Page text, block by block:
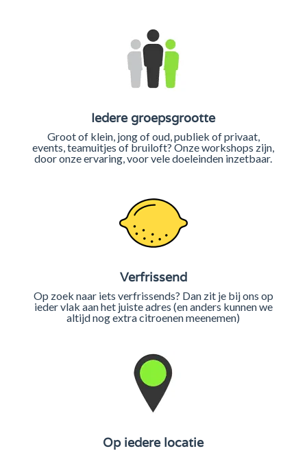
Iedere groepsgrootte
Groot of klein, jong of oud, publiek of privaat,
events, teamuitjes of bruiloft? Onze workshops zijn,
door onze ervaring, voor vele doeleinden inzetbaar.
Verfrissend
Op zoek naar iets verfrissends? Dan zit je bij ons op
ieder vlak aan het juiste adres (en anders kunnen we
altijd nog extra citroenen meenemen)
Op iedere locatie